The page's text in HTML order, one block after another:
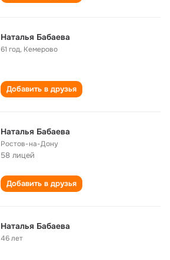
Наталья Бабаева
61 год, Кемерово
Добавить в друзья
Наталья Бабаева
Ростов-на-Дону
58 лицей
Добавить в друзья
Наталья Бабаева
46 лет